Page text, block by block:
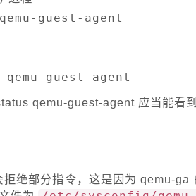
guest-agent
guest-agent
qemu-guest-agent 应当能看
绝部分指令，这是因为 qemu-ga